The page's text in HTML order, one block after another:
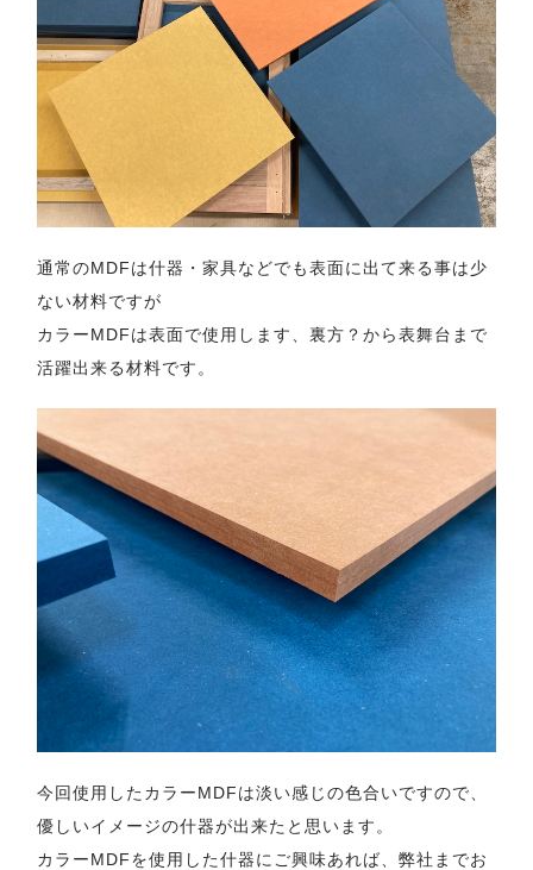
通常のMDFは什器・家具などでも表面に出て来る事は少
ない材料ですが
カラーMDFは表面で使用します、裏方？から表舞台まで
活躍出来る材料です。
今回使用したカラーMDFは淡い感じの色合いですので、
優しいイメージの什器が出来たと思います。
カラーMDFを使用した什器にご興味あれば、弊社までお